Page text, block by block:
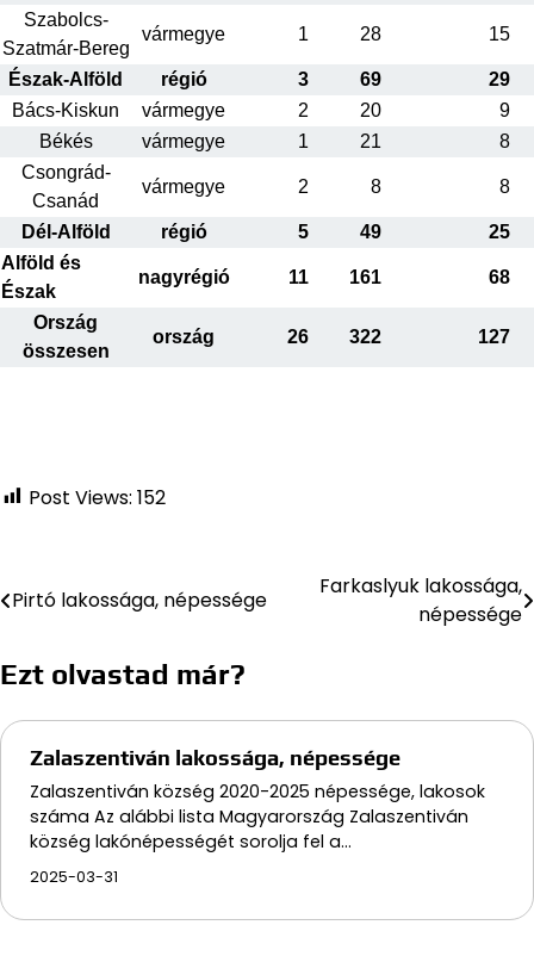
Szabolcs-
Szatmár-Bereg
vármegye 1 28 15
Észak-Alföld régió 3 69
29
Bács-Kiskun
vármegye 2 20
9
Békés
vármegye 1 21
8
Csongrád-
Csanád
vármegye 2 8 8
Dél-Alföld régió 5 49
25
Alföld és
Észak
nagyrégió 11 161 68
Ország
összesen
ország 26 322 127
Post Views: 152
Bejegyzés
Pirtó lakossága, népessége
Farkaslyuk lakossága,
népessége
Ezt olvastad már?
Zalaszentiván lakossága, népessége
Zalaszentiván község 2020-2025 népessége, lakosok
száma Az alábbi lista Magyarország Zalaszentiván
község lakónépességét sorolja fel a…
2025-03-31